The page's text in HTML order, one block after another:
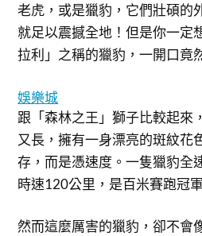
老虎，或是獵豹，它們壯碩的
就足以震撼全地！但是你一定
拉利」之稱的獵豹，一開口竟
娛樂城
跟「森林之王」獅子比較起來
又長，擁有一身漂亮的斑紋花
存，而是憑速度。一隻獵豹全
時速120公里，是百米賽跑冠
然而這麼厲害的獵豹，卻不會